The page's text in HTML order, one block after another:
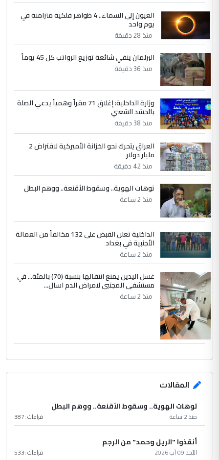
المشترك لا تستهدف أية دولة ومفتوحة لانضمام
الدول الشقيقة
5 يوسف غزوان عصمت
التعليق : بكالوريوس فيزياء طبية متزوج و
زوجتي أيضا بكالوريوس سكني بغداد أرغب في
إكمال دراستي داخل ...
الموضوع :
السعودية توافق على الاستمرار في
إعطاء 100 منحة دراسية للطلبة العراقيين في
جامعاتها سنويا
العيون إلى السماء.. 4 ظواهر فلكية متزامنة في
يوم واحد
منذ 28 دقيقة
البرلمان ينفي شائعة توزيع الرواتب كل 45 يوماً
منذ 36 دقيقة
وزارة الداخلية: إغلاق 71 مقراً وهمياً يدعي الصلة
بالحشد الشعبي
منذ 38 دقيقة
العراق يتحرك نحو الخزانة الأميركية لاقتراض 2
مليار دولار
منذ 42 دقيقة
توهات الهوية.. وسقوط الأقنعة.. ووهم البطل
منذ 2 ساعة
الداخلية تعلن القبض على 132 مخالفاً من العمالة
الأجنبية في بغداد
منذ 2 ساعة
غسل اليدين يمنع انتقالها بنسبة (70) بالمئة... في
مستشفى المجتبى لامراض الدم اسال...
منذ 2 ساعة
المقالات
توهات الهوية.. وسقوط الأقنعة.. ووهم البطل
منذ 2 ساعة قراءات :387
أنقذوا "الريل وحمد" من الرجم
الأحد 09 آب 2026 قراءات :533